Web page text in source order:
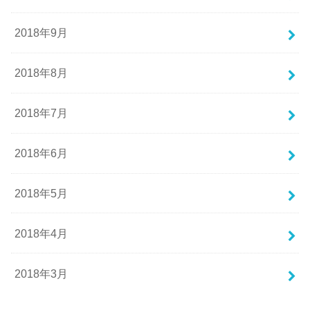
2018年9月
2018年8月
2018年7月
2018年6月
2018年5月
2018年4月
2018年3月